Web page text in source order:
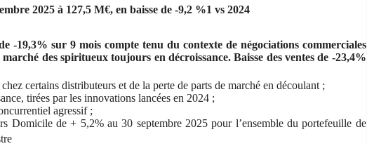
2025 à 127,5 M€, en baisse de -9,2 %1 vs 2024
-19,3% sur 9 mois compte tenu du contexte de négociations commerciales
des spiritueux toujours en décroissance. Baisse des ventes de -23,4%
certains distributeurs et de la perte de parts de marché en découlant ;
tirées par les innovations lancées en 2024 ;
agressif ;
Domicile de + 5,2% au 30 septembre 2025 pour l’ensemble du portefeuille de